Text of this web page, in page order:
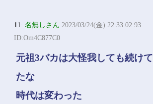
11:名無しさん 2023/03/24(金) 22:33:02.93
ID:Om4C877C0
元祖3バカは大怪我しても続けて
たな
時代は変わった